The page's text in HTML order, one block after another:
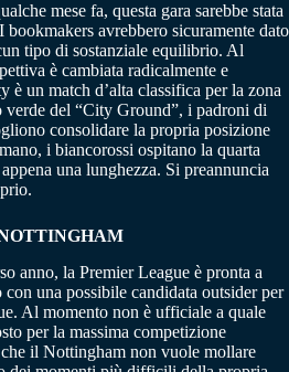
mese fa, questa gara sarebbe stata
bookmakers avrebbero sicuramente dato
tipo di sostanziale equilibrio. Al
è cambiata radicalmente e
è un match d’alta classifica per la zona
verde del “City Ground”, i padroni di
consolidare la propria posizione
i biancorossi ospitano la quarta
una lunghezza. Si preannuncia
anno, la Premier League è pronta a
con una possibile candidata outsider per
Al momento non è ufficiale a quale
per la massima competizione
il Nottingham non vuole mollare